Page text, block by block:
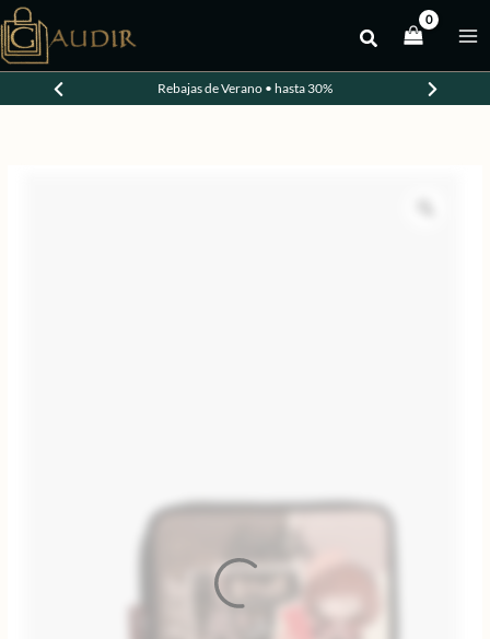
al
contenido
Rebajas de Verano • hasta 30%
-20%